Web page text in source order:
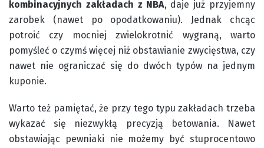
kombinacyjnych zakładach z NBA, daje już przyjemny
zarobek (nawet po opodatkowaniu). Jednak chcąc
potroić czy mocniej zwielokrotnić wygraną, warto
pomyśleć o czymś więcej niż obstawianie zwycięstwa, czy
nawet nie ograniczać się do dwóch typów na jednym
kuponie.
Warto też pamiętać, że przy tego typu zakładach trzeba
wykazać się niezwykłą precyzją betowania. Nawet
obstawiając pewniaki nie możemy być stuprocentowo